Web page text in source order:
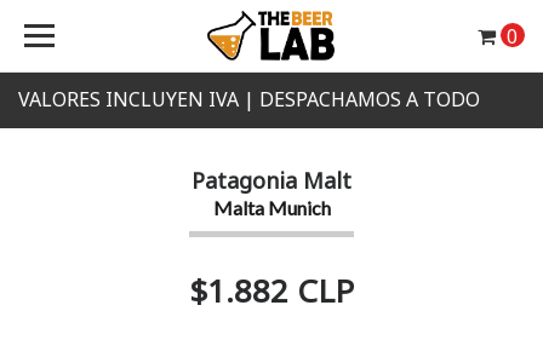
VALORES INCLUYEN IVA | DESPACHAMOS A TODO
0
Patagonia Malt
Malta Munich
$1.882 CLP